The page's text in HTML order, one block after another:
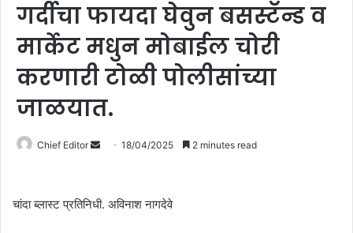
गर्दीचा फायदा घेवुन बसस्टॅन्ड व
मार्केट मधुन मोबाईल चोरी
करणारी टोळी पोलीसांच्या
जाळयात.
Chief Editor
d
18/04/2025 2 minutes read
चांदा ब्लास्ट प्रतिनिधी. अविनाश नागदेवे